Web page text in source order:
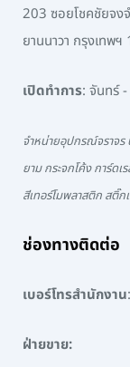
203 ซอยโชคชัยจง
ยานนาวา กรุงเทพ
เปิดทำการ: จันทร์
จำหน่ายอุปกรณ์จราจร
ยาม กระจกโค้ง การ์ดเ
สีเทอร์โมพลาสติก สติ๊
ช่องทางติดต่อ
เบอร์โทรสำนักงาน:
ฝ่ายขาย: